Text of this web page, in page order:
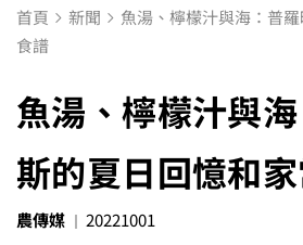
首頁 新聞 魚湯、檸檬汁與海：普
食譜
魚湯、檸檬汁與
斯的夏日回憶和
農傳媒 20221001